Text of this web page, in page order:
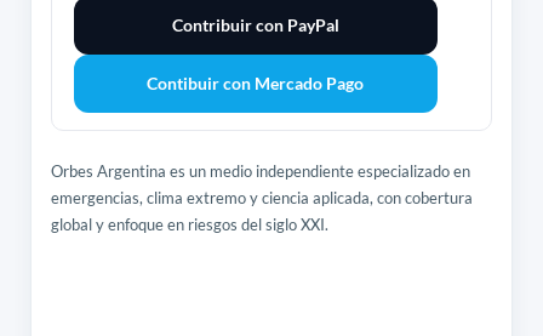
Contribuir con PayPal
Contibuir con Mercado Pago
Orbes Argentina es un medio independiente especializado en
emergencias, clima extremo y ciencia aplicada, con cobertura
global y enfoque en riesgos del siglo XXI.